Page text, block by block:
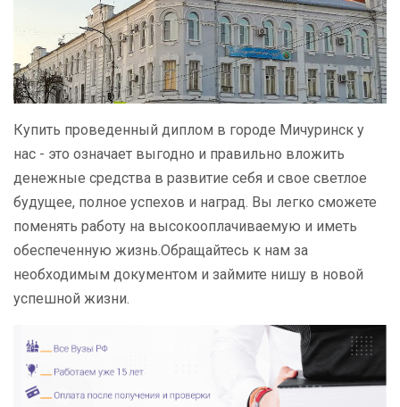
Купить проведенный диплом в городе Мичуринск у
нас - это означает выгодно и правильно вложить
денежные средства в развитие себя и свое светлое
будущее, полное успехов и наград. Вы легко сможете
поменять работу на высокооплачиваемую и иметь
обеспеченную жизнь.Обращайтесь к нам за
необходимым документом и займите нишу в новой
успешной жизни.